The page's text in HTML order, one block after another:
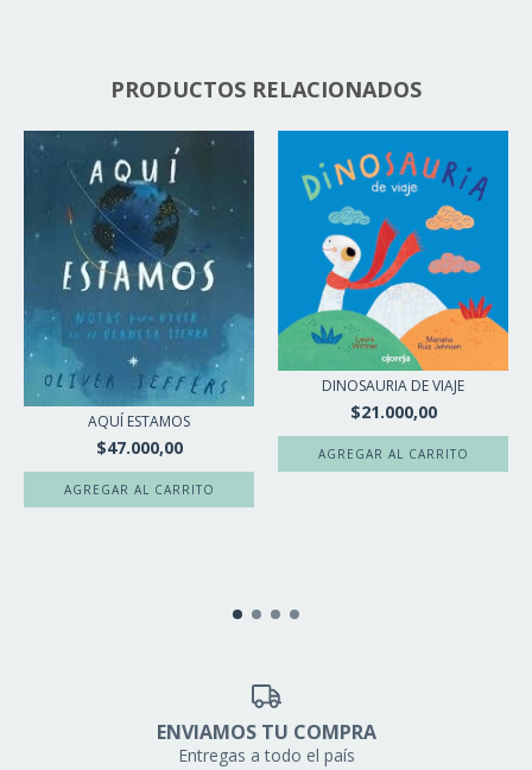
PRODUCTOS RELACIONADOS
AQUÍ ESTAMOS
$47.000,00
DINOSAURIA DE VIAJE
$21.000,00
ENVIAMOS TU COMPRA
Entregas a todo el país